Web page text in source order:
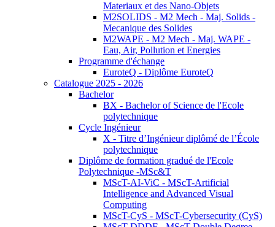
Materiaux et des Nano-Objets
M2SOLIDS - M2 Mech - Maj. Solids -
Mecanique des Solides
M2WAPE - M2 Mech - Maj. WAPE -
Eau, Air, Pollution et Energies
Programme d'échange
EuroteQ - Diplôme EuroteQ
Catalogue 2025 - 2026
Bachelor
BX - Bachelor of Science de l'Ecole
polytechnique
Cycle Ingénieur
X - Titre d’Ingénieur diplômé de l’École
polytechnique
Diplôme de formation gradué de l'Ecole
Polytechnique -MSc&T
MScT-AI-ViC - MScT-Artificial
Intelligence and Advanced Visual
Computing
MScT-CyS - MScT-Cybersecurity (CyS)